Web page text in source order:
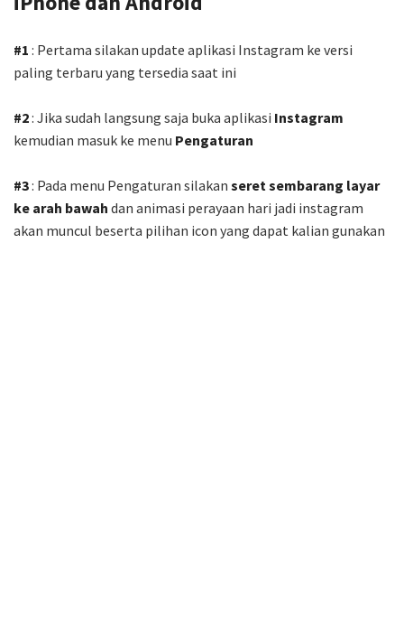
#1 : Pertama silakan update aplikasi Instagram ke versi
paling terbaru yang tersedia saat ini
#2: Jika sudah langsung saja buka aplikasi Instagram
kemudian masuk ke menu Pengaturan
#3: Pada menu Pengaturan silakan seret sembarang layar
ke arah bawah dan animasi perayaan hari jadi instagram
akan muncul beserta pilihan icon yang dapat kalian gunakan